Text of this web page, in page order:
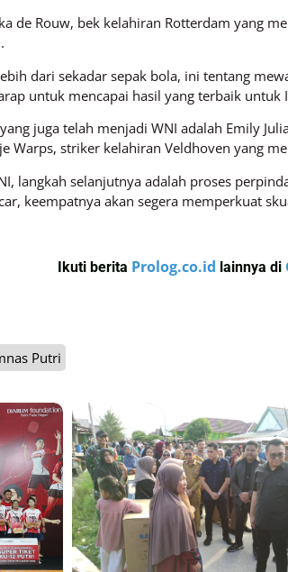
de Rouw, bek kelahiran Rotterdam yang
dari sekadar sepak bola, ini tentang
untuk mencapai hasil yang terbaik untuk
juga telah menjadi WNI adalah Emily
Warps, striker kelahiran Veldhoven yang
langkah selanjutnya adalah proses
keempatnya akan segera memperkuat
Ikuti berita Prolog.co.id lainnya di
Putri